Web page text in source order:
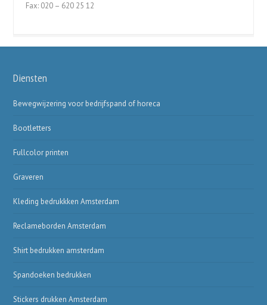
Fax: 020 – 620 25 12
Diensten
Bewegwijzering voor bedrijfspand of horeca
Bootletters
Fullcolor printen
Graveren
Kleding bedrukkken Amsterdam
Reclameborden Amsterdam
Shirt bedrukken amsterdam
Spandoeken bedrukken
Stickers drukken Amsterdam